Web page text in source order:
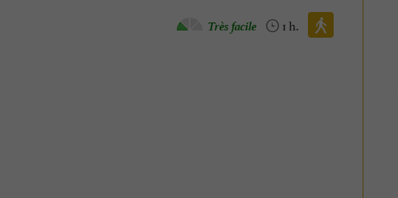
Marche à pied :
1 h.
Très facile